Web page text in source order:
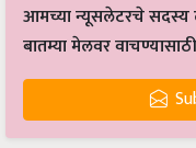
आमच्या न्यूसलेटरचे सदस्य
बातम्या मेलवर